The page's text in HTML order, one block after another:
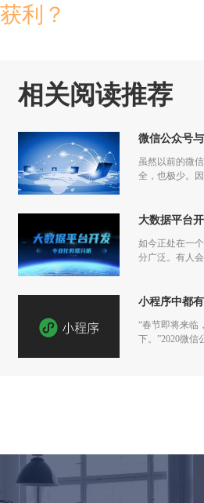
获利？
相关阅读推荐
微信公众号
虽然以前的微
全，也极少。
大数据平台
如今正处在一
分广泛。有人
小程序中都
“春节即将来临
下。”2020微